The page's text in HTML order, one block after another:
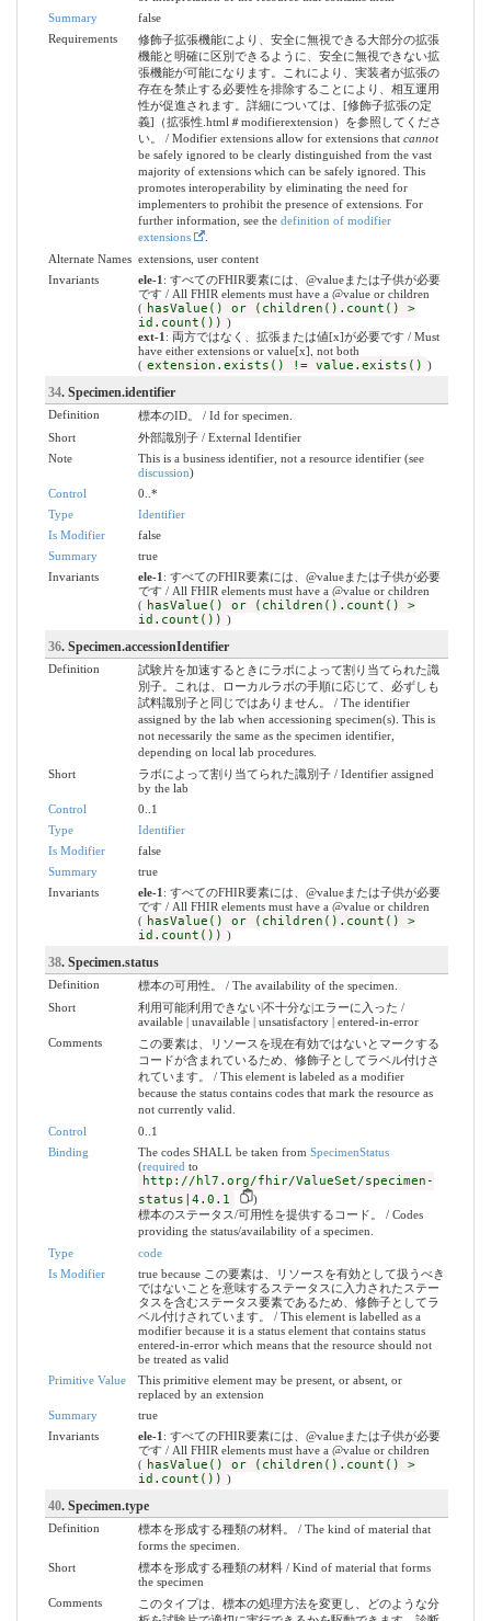
Summary
false
Requirements
修飾子拡張機能により、安全に無視できる大部分の拡張
機能と明確に区別できるように、安全に無視できない拡
張機能が可能になります。これにより、実装者が拡張の
存在を禁止する必要性を排除することにより、相互運用
性が促進されます。詳細については、[修飾子拡張の定
義]（拡張性.html＃modifierextension）を参照してくださ
い。 / Modifier extensions allow for extensions that cannot
be safely ignored to be clearly distinguished from the vast
majority of extensions which can be safely ignored. This
promotes interoperability by eliminating the need for
implementers to prohibit the presence of extensions. For
further information, see the definition of modifier
extensions
.
Alternate Names extensions, user content
Invariants
ele-1 : すべてのFHIR要素には、@valueまたは子供が必要
です / All FHIR elements must have a @value or children
( hasValue() or (children().count() >
id.count()) )
ext-1 : 両方ではなく、拡張または値[x]が必要です / Must
have either extensions or value[x], not both
( extension.exists() != value.exists() )
34. Specimen.identifier
Definition
標本のID。 / Id for specimen.
Short
外部識別子 / External Identifier
Note
This is a business identifier, not a resource identifier (see
discussion)
Control
0..*
Type
Identifier
Is Modifier
false
Summary
true
Invariants
ele-1 : すべてのFHIR要素には、@valueまたは子供が必要
です / All FHIR elements must have a @value or children
( hasValue() or (children().count() >
id.count()) )
36. Specimen.accessionIdentifier
Definition
試験片を加速するときにラボによって割り当てられた識
別子。これは、ローカルラボの手順に応じて、必ずしも
試料識別子と同じではありません。 / The identifier
assigned by the lab when accessioning specimen(s). This is
not necessarily the same as the specimen identifier,
depending on local lab procedures.
Short
ラボによって割り当てられた識別子 / Identifier assigned
by the lab
Control
0..1
Type
Identifier
Is Modifier
false
Summary
true
Invariants
ele-1 : すべてのFHIR要素には、@valueまたは子供が必要
です / All FHIR elements must have a @value or children
( hasValue() or (children().count() >
id.count()) )
38. Specimen.status
Definition
標本の可用性。 / The availability of the specimen.
Short
利用可能|利用できない|不十分な|エラーに入った /
available | unavailable | unsatisfactory | entered-in-error
Comments
この要素は、リソースを現在有効ではないとマークする
コードが含まれているため、修飾子としてラベル付けさ
れています。 / This element is labeled as a modifier
because the status contains codes that mark the resource as
not currently valid.
Control
0..1
Binding
The codes SHALL be taken from SpecimenStatus
(required to
http://hl7.org/fhir/ValueSet/specimen-
status|4.0.1
)
標本のステータス/可用性を提供するコード。 / Codes
providing the status/availability of a specimen.
Type
code
Is Modifier
true because この要素は、リソースを有効として扱うべき
ではないことを意味するステータスに入力されたステー
タスを含むステータス要素であるため、修飾子としてラ
ベル付けされています。 / This element is labelled as a
modifier because it is a status element that contains status
entered-in-error which means that the resource should not
be treated as valid
Primitive Value
This primitive element may be present, or absent, or
replaced by an extension
Summary
true
Invariants
ele-1 : すべてのFHIR要素には、@valueまたは子供が必要
です / All FHIR elements must have a @value or children
( hasValue() or (children().count() >
id.count()) )
40. Specimen.type
Definition
標本を形成する種類の材料。 / The kind of material that
forms the specimen.
Short
標本を形成する種類の材料 / Kind of material that forms
the specimen
Comments
このタイプは、標本の処理方法を変更し、どのような分